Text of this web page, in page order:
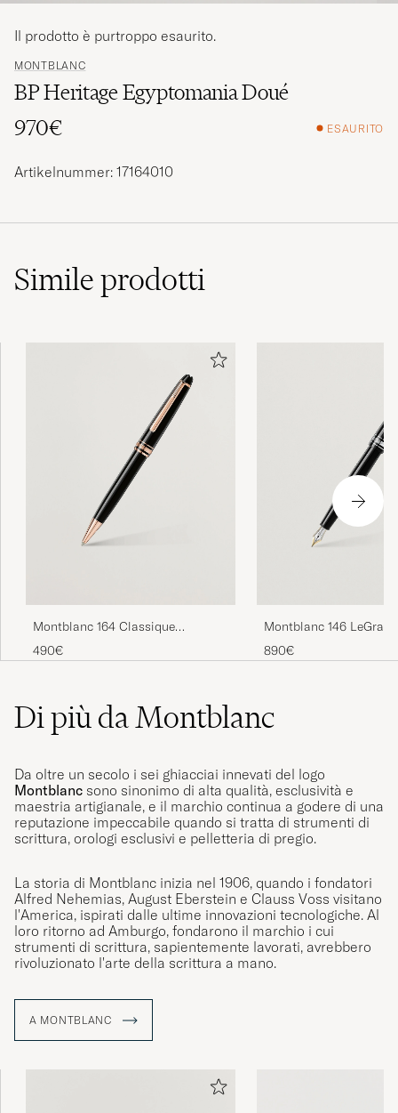
MONTBLANC
BP Heritage Egyptomania Doué
970€
ESAURITO
Il prodotto è purtroppo esaurito.
Artikelnummer: 17164010
Simileprodotti
Montblanc 164 Classique
Meisterstück Ballpoint Pen Red
Gold
490€
Montblanc 146 LeGrand
Meisterstück M
Platinum Line
890€
Di più da Montblanc
Da oltre un secolo i sei ghiacciai innevati del logo
Montblanc sono sinonimo di alta qualità, esclusività e
maestria artigianale, e il marchio continua a godere di una
reputazione impeccabile quando si tratta di strumenti di
scrittura, orologi esclusivi e pelletteria di pregio.
La storia di Montblanc inizia nel 1906, quando i fondatori
Alfred Nehemias, August Eberstein e Clauss Voss visitano
l'America, ispirati dalle ultime innovazioni tecnologiche. Al
loro ritorno ad Amburgo, fondarono il marchio i cui
strumenti di scrittura, sapientemente lavorati, avrebbero
rivoluzionato l'arte della scrittura a mano.
A MONTBLANC